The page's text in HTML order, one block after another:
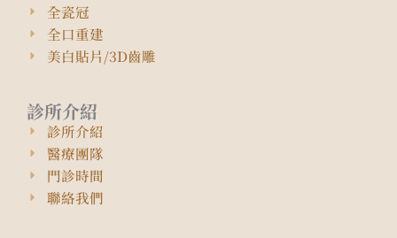
全瓷冠
全口重建
美白貼片/3D齒雕
診所介紹
診所介紹
醫療團隊
門診時間
聯絡我們